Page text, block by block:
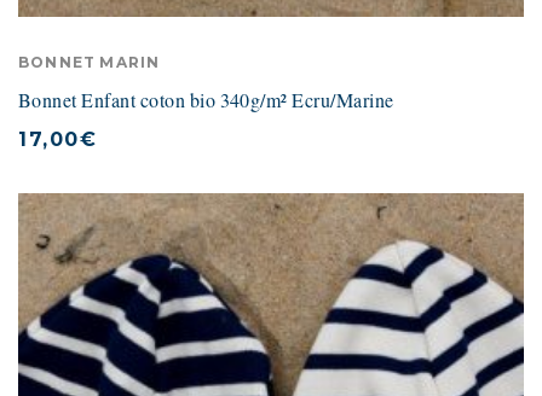
BONNET MARIN
Bonnet Enfant coton bio 340g/m² Ecru/Marine
17,00€